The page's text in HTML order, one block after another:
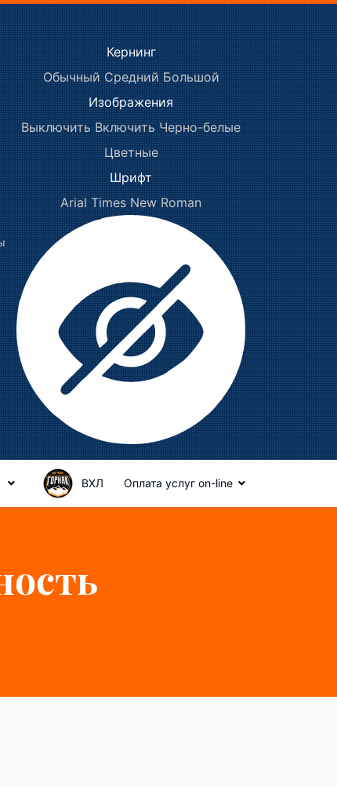
Кернинг
Обычный Средний Большой
Изображения
Выключить Включить Черно-белые
Цветные
Шрифт
Arial Times New Roman
ВХЛ Оплата услуг on-line